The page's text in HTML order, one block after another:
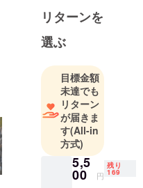
ります。
東京都八王
子市にオ
え、インテ
リアや雑
貨、ガ
ジェットな
どの輸入を
していま
す。「みな
さまの暮ら
リターンを
選ぶ
目標金額
未達でも
リターン
が届きま
す(All-in
方式)
5,5
00 円
残り
169